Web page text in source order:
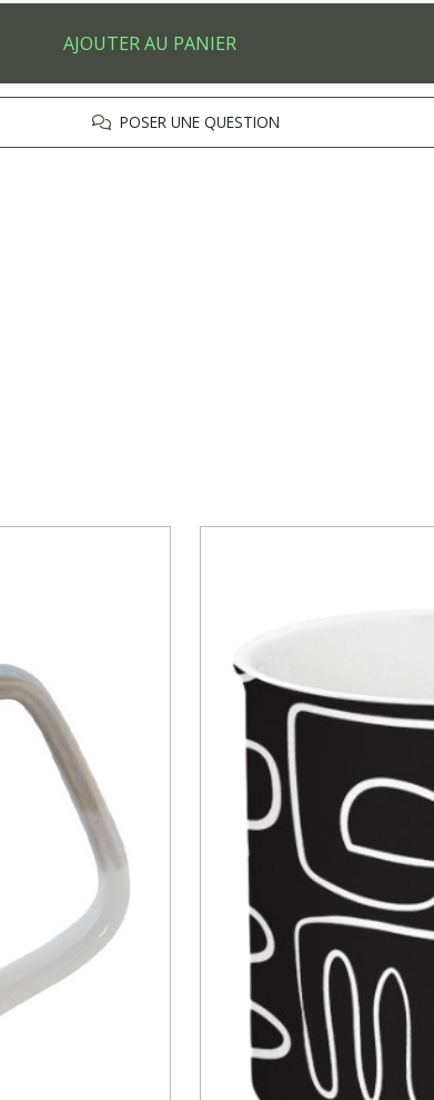
AJOUTER AU PANIER
POSER UNE QUESTION